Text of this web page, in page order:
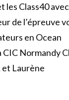
Class40
de l’épreuve
en Ocean
Normandy
et Laurène